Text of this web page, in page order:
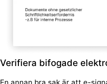
Verifiera bifogade